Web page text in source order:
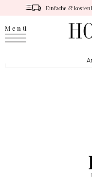
Einfache &
Menü